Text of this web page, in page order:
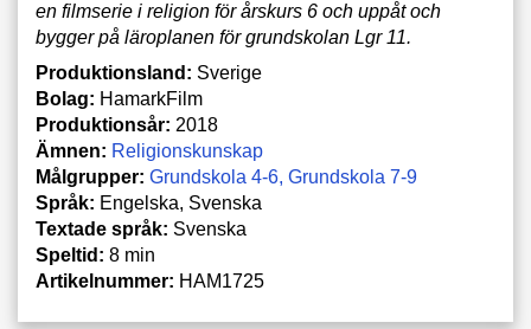
en filmserie i religion för årskurs 6 och uppåt och
bygger på läroplanen för grundskolan Lgr 11.
Produktionsland: Sverige
Bolag: HamarkFilm
Produktionsår: 2018
Ämnen: Religionskunskap
Målgrupper: Grundskola 4-6 Grundskola 7-9
Språk: Engelska, Svenska
Textade språk: Svenska
Speltid: 8 min
Artikelnummer: HAM1725